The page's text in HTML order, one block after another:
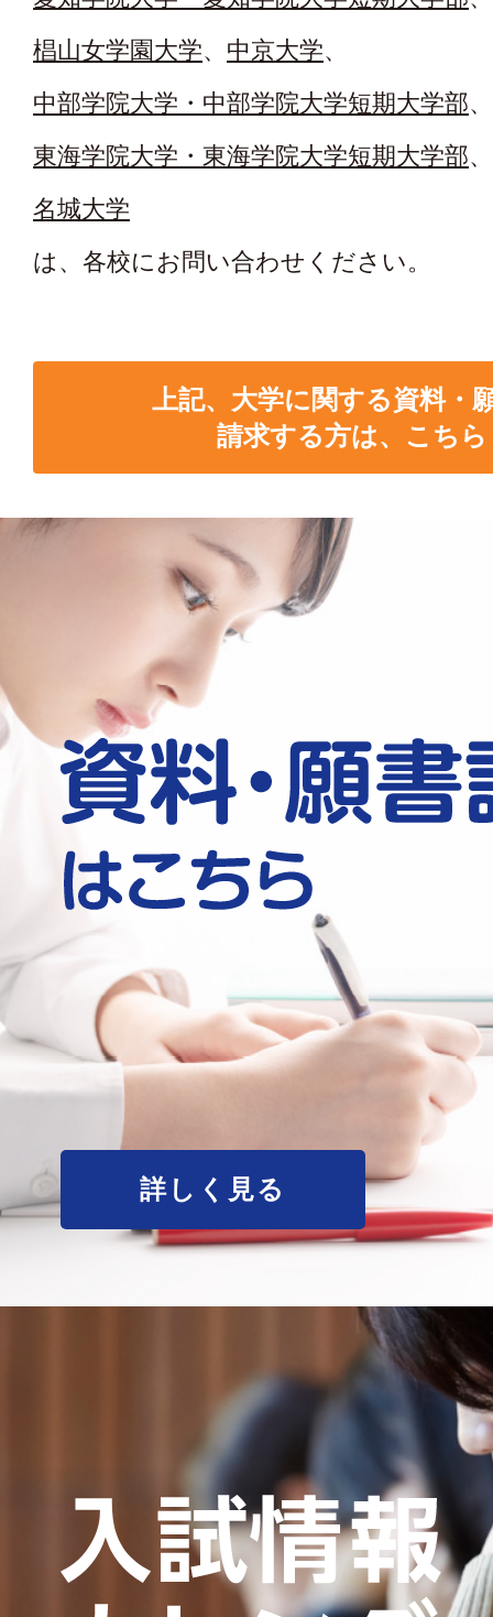
椙山女学園大学、 中京大学、
中部学院大学・中部学院大学短期大学部、
東海学院大学・東海学院大学短期大学部、
名城大学
は、各校にお問い合わせください。
上記、大学に関する資料・
請求する方は、こちら
詳しく見る